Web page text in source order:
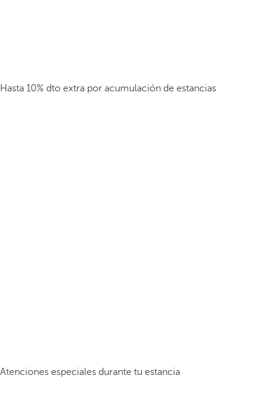
Hasta 10% dto extra por acumulación de estancias
Atenciones especiales durante tu estancia